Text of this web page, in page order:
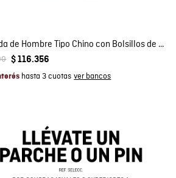
Bermuda de Hombre Tipo Chino con Bolsillos de Ribete en Mezcla de Algodón
$ 116.356
hasta 3 cuotas